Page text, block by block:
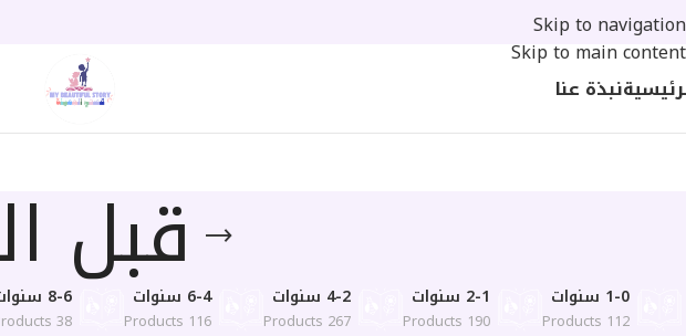
Skip to navigation
Skip to main content
نبذة عنا
قبل 1-0 سنوات
112 Products
2-1 سنوات
190 Products
4-2 سنوات
267 Products
6-4 سنوات
116 Products
8-6 سنوات
38 Products